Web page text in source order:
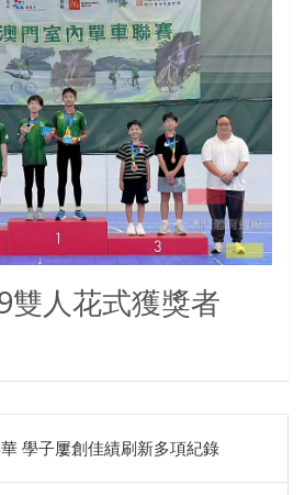
雙人花式獲獎者
學子屢創佳績刷新多項紀錄